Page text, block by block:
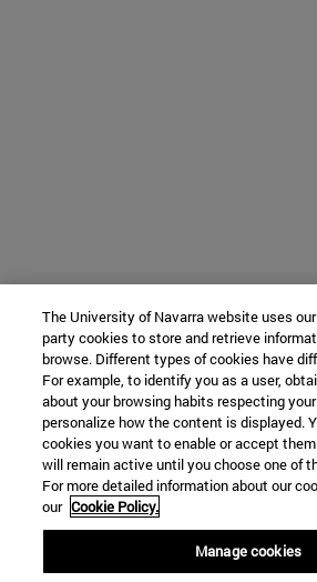
The University of Navarra website uses
party cookies to store and retrieve
browse. Different types of cookies have
For example, to identify you as a user,
about your browsing habits respecting
personalize how the content is displayed.
cookies you want to enable or accept
will remain active until you choose one of
For more detailed information about our
our Cookie Policy.
Manage cookies